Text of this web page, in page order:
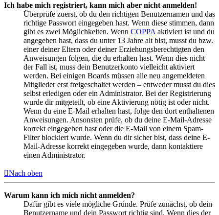
Ich habe mich registriert, kann mich aber nicht anmelden!
Überprüfe zuerst, ob du den richtigen Benutzernamen und das
richtige Passwort eingegeben hast. Wenn diese stimmen, dann
gibt es zwei Möglichkeiten. Wenn COPPA aktiviert ist und du
angegeben hast, dass du unter 13 Jahre alt bist, musst du bzw.
einer deiner Eltern oder deiner Erziehungsberechtigten den
Anweisungen folgen, die du erhalten hast. Wenn dies nicht
der Fall ist, muss dein Benutzerkonto vielleicht aktiviert
werden. Bei einigen Boards müssen alle neu angemeldeten
Mitglieder erst freigeschaltet werden – entweder musst du dies
selbst erledigen oder ein Administrator. Bei der Registrierung
wurde dir mitgeteilt, ob eine Aktivierung nötig ist oder nicht.
Wenn du eine E-Mail erhalten hast, folge den dort enthaltenen
Anweisungen. Ansonsten prüfe, ob du deine E-Mail-Adresse
korrekt eingegeben hast oder die E-Mail von einem Spam-
Filter blockiert wurde. Wenn du dir sicher bist, dass deine E-
Mail-Adresse korrekt eingegeben wurde, dann kontaktiere
einen Administrator.
Nach oben
Warum kann ich mich nicht anmelden?
Dafür gibt es viele mögliche Gründe. Prüfe zunächst, ob dein
Benutzername und dein Passwort richtig sind. Wenn dies der